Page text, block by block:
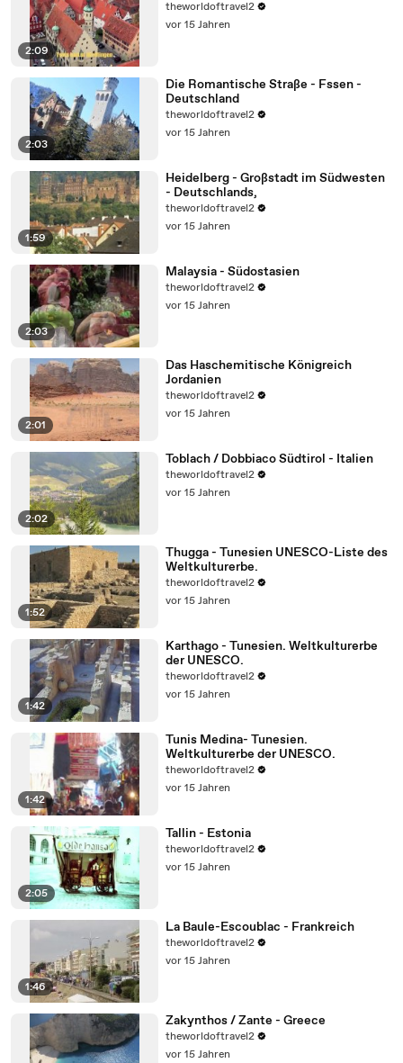
2:09
theworldoftravel2
vor 15 Jahren
2:03
Die Romantische Straße - Fssen -
Deutschland
theworldoftravel2
vor 15 Jahren
1:59
Heidelberg - Großstadt im Südwesten
- Deutschlands,
theworldoftravel2
vor 15 Jahren
2:03
Malaysia - Südostasien
theworldoftravel2
vor 15 Jahren
2:01
Das Haschemitische Königreich
Jordanien
theworldoftravel2
vor 15 Jahren
2:02
Toblach / Dobbiaco Südtirol - Italien
theworldoftravel2
vor 15 Jahren
1:52
Thugga - Tunesien UNESCO-Liste des
Weltkulturerbe.
theworldoftravel2
vor 15 Jahren
1:42
Karthago - Tunesien. Weltkulturerbe
der UNESCO.
theworldoftravel2
vor 15 Jahren
1:42
Tunis Medina- Tunesien.
Weltkulturerbe der UNESCO.
theworldoftravel2
vor 15 Jahren
2:05
Tallin - Estonia
theworldoftravel2
vor 15 Jahren
1:46
La Baule-Escoublac - Frankreich
theworldoftravel2
vor 15 Jahren
Zakynthos / Zante - Greece
theworldoftravel2
vor 15 Jahren